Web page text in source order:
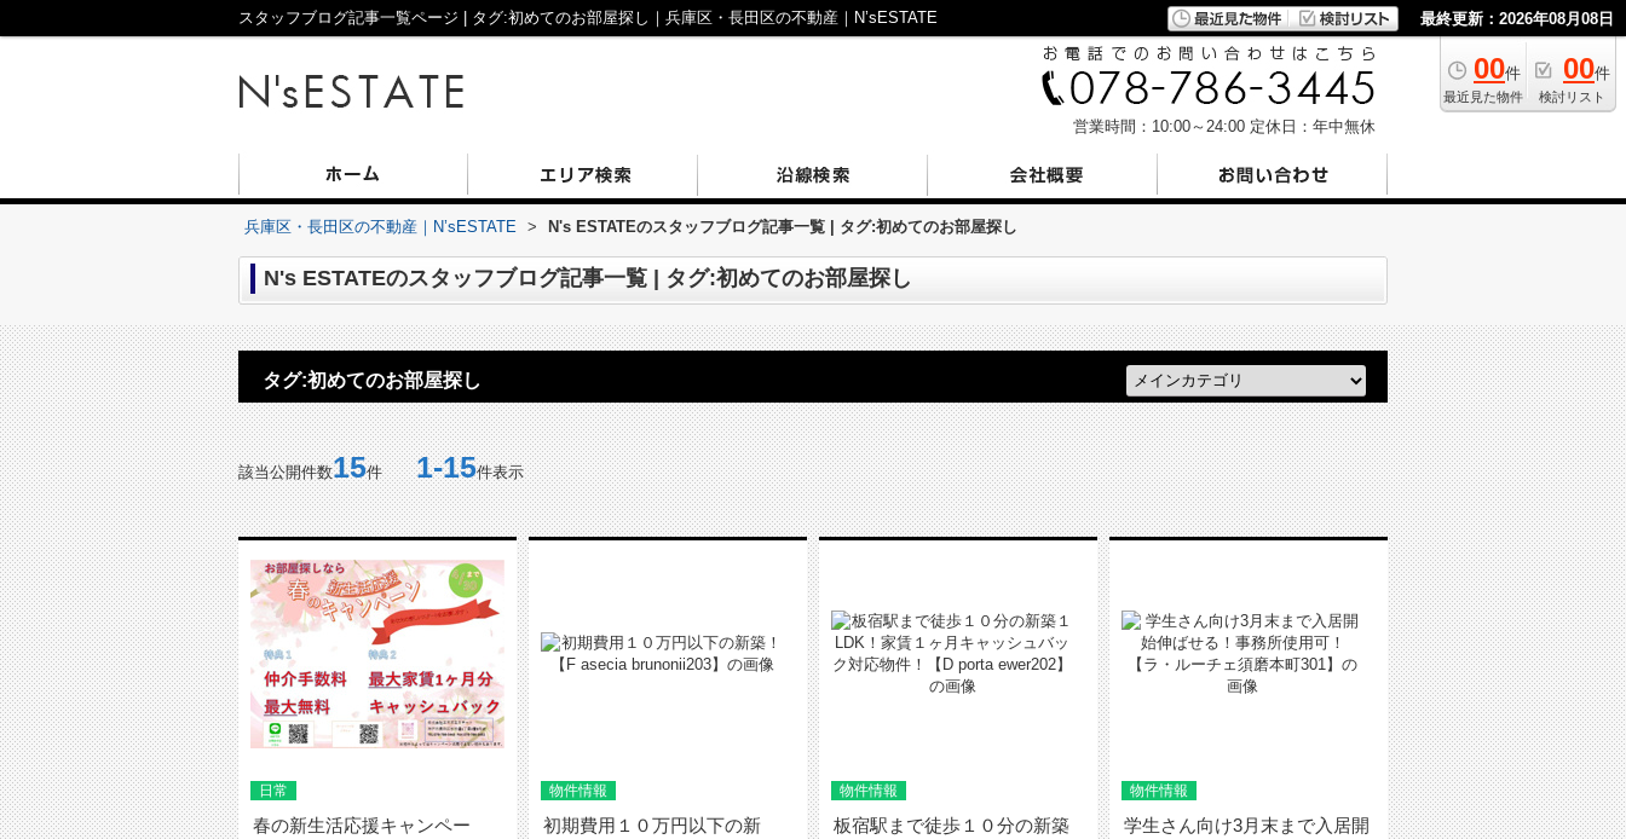
スタッフブログ記事一覧ページ | タグ:初めてのお部屋探し｜兵庫区・長田区の不動産｜N’sESTATE 最終更新：2026年08月08日
00件
最近見た物件
00件
検討リスト
営業時間：10:00～24:00 定休日：年中無休
兵庫区・長田区の不動産｜N’sESTATE > N's ESTATEのスタッフブログ記事一覧 | タグ:初めてのお部屋探し
N's ESTATEのスタッフブログ記事一覧 | タグ:初めてのお部屋探し
タグ:初めてのお部屋探し
該当公開件数15件1-15件表示
日常
春の新生活応援キャンペー
物件情報
初期費用１０万円以下の新
物件情報
板宿駅まで徒歩１０分の新築
物件情報
学生さん向け3月末まで入居開